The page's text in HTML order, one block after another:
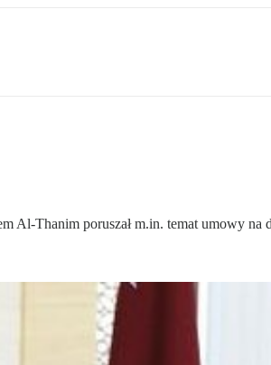
Thanim poruszał m.in. temat umowy